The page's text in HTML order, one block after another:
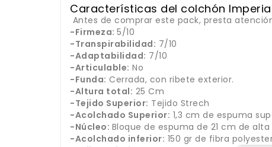
Características del colchón
Antes de comprar este pack, presta
-Firmeza: 5/10
-Transpirabilidad: 7/10
-Adaptabilidad: 7/10
-Articulable: No
-Funda: Cerrada, con ribete exterior.
-Altura total: 25 Cm
-Tejido Superior: Tejido Strech
-Acolchado Superior: 1,3 cm de espuma
-Núcleo: Bloque de espuma de 21 cm de
-Acolchado inferior: 150 gr de fibra